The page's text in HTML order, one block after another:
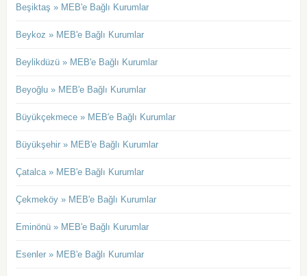
Beşiktaş » MEB'e Bağlı Kurumlar
Beykoz » MEB'e Bağlı Kurumlar
Beylikdüzü » MEB'e Bağlı Kurumlar
Beyoğlu » MEB'e Bağlı Kurumlar
Büyükçekmece » MEB'e Bağlı Kurumlar
Büyükşehir » MEB'e Bağlı Kurumlar
Çatalca » MEB'e Bağlı Kurumlar
Çekmeköy » MEB'e Bağlı Kurumlar
Eminönü » MEB'e Bağlı Kurumlar
Esenler » MEB'e Bağlı Kurumlar